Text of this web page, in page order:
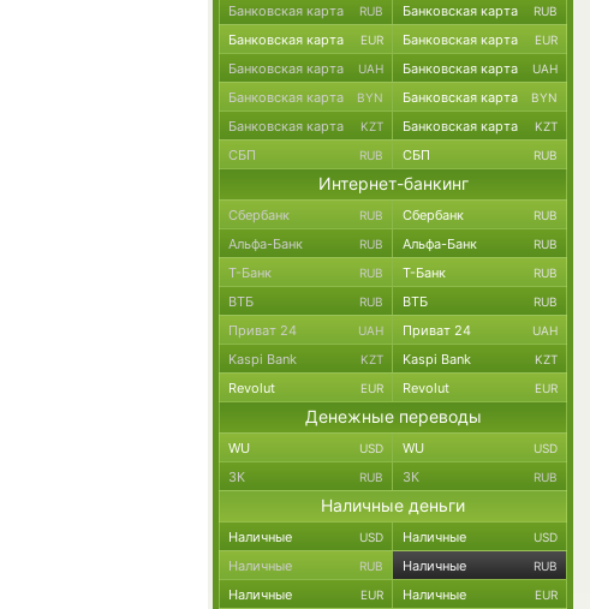
Банковская карта RUB Банковская карта RUB
Банковская карта EUR Банковская карта EUR
Банковская карта UAH Банковская карта UAH
Банковская карта BYN Банковская карта BYN
Банковская карта KZT Банковская карта KZT
СБП RUB СБП RUB
Интернет-банкинг
Сбербанк RUB Сбербанк RUB
Альфа-Банк RUB Альфа-Банк RUB
Т-Банк RUB Т-Банк RUB
ВТБ RUB ВТБ RUB
Приват 24 UAH Приват 24 UAH
Kaspi Bank KZT Kaspi Bank KZT
Revolut EUR Revolut EUR
Денежные переводы
WU USD WU USD
ЗК RUB ЗК RUB
Наличные деньги
Наличные USD Наличные USD
Наличные RUB Наличные RUB
Наличные EUR Наличные EUR